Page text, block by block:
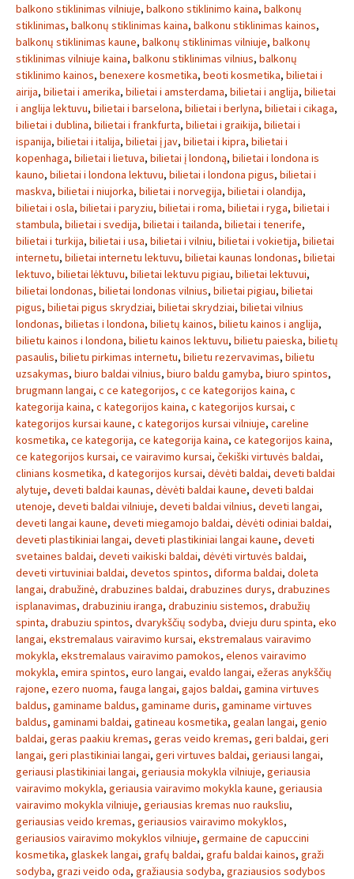
balkono stiklinimas vilniuje, balkono stiklinimo kaina, balkonų
stiklinimas, balkonų stiklinimas kaina, balkonu stiklinimas kainos,
balkonų stiklinimas kaune, balkonų stiklinimas vilniuje, balkonų
stiklinimas vilniuje kaina, balkonu stiklinimas vilnius, balkonų
stiklinimo kainos, benexere kosmetika, beoti kosmetika, bilietai i
airija, bilietai i amerika, bilietai i amsterdama, bilietai i anglija, bilietai
i anglija lektuvu, bilietai i barselona, bilietai i berlyna, bilietai i cikaga,
bilietai i dublina, bilietai i frankfurta, bilietai i graikija, bilietai i
ispanija, bilietai i italija, bilietai į jav, bilietai i kipra, bilietai i
kopenhaga, bilietai i lietuva, bilietai į londoną, bilietai i londona is
kauno, bilietai i londona lektuvu, bilietai i londona pigus, bilietai i
maskva, bilietai i niujorka, bilietai i norvegija, bilietai i olandija,
bilietai i osla, bilietai i paryziu, bilietai i roma, bilietai i ryga, bilietai i
stambula, bilietai i svedija, bilietai i tailanda, bilietai i tenerife,
bilietai i turkija, bilietai i usa, bilietai i vilniu, bilietai i vokietija, bilietai
internetu, bilietai internetu lektuvu, bilietai kaunas londonas, bilietai
lektuvo, bilietai lėktuvu, bilietai lektuvu pigiau, bilietai lektuvui,
bilietai londonas, bilietai londonas vilnius, bilietai pigiau, bilietai
pigus, bilietai pigus skrydziai, bilietai skrydziai, bilietai vilnius
londonas, bilietas i londona, bilietų kainos, bilietu kainos i anglija,
bilietu kainos i londona, bilietu kainos lektuvu, bilietu paieska, bilietų
pasaulis, bilietu pirkimas internetu, bilietu rezervavimas, bilietu
uzsakymas, biuro baldai vilnius, biuro baldu gamyba, biuro spintos,
brugmann langai, c ce kategorijos, c ce kategorijos kaina, c
kategorija kaina, c kategorijos kaina, c kategorijos kursai, c
kategorijos kursai kaune, c kategorijos kursai vilniuje, careline
kosmetika, ce kategorija, ce kategorija kaina, ce kategorijos kaina,
ce kategorijos kursai, ce vairavimo kursai, čekiški virtuvės baldai,
clinians kosmetika, d kategorijos kursai, dėvėti baldai, deveti baldai
alytuje, deveti baldai kaunas, dėvėti baldai kaune, deveti baldai
utenoje, deveti baldai vilniuje, deveti baldai vilnius, deveti langai,
deveti langai kaune, deveti miegamojo baldai, dėvėti odiniai baldai,
deveti plastikiniai langai, deveti plastikiniai langai kaune, deveti
svetaines baldai, deveti vaikiski baldai, dėvėti virtuvės baldai,
deveti virtuviniai baldai, devetos spintos, diforma baldai, doleta
langai, drabužinė, drabuzines baldai, drabuzines durys, drabuzines
isplanavimas, drabuziniu iranga, drabuziniu sistemos, drabužių
spinta, drabuziu spintos, dvarykščių sodyba, dvieju duru spinta, eko
langai, ekstremalaus vairavimo kursai, ekstremalaus vairavimo
mokykla, ekstremalaus vairavimo pamokos, elenos vairavimo
mokykla, emira spintos, euro langai, evaldo langai, ežeras anykščių
rajone, ezero nuoma, fauga langai, gajos baldai, gamina virtuves
baldus, gaminame baldus, gaminame duris, gaminame virtuves
baldus, gaminami baldai, gatineau kosmetika, gealan langai, genio
baldai, geras paakiu kremas, geras veido kremas, geri baldai, geri
langai, geri plastikiniai langai, geri virtuves baldai, geriausi langai,
geriausi plastikiniai langai, geriausia mokykla vilniuje, geriausia
vairavimo mokykla, geriausia vairavimo mokykla kaune, geriausia
vairavimo mokykla vilniuje, geriausias kremas nuo rauksliu,
geriausias veido kremas, geriausios vairavimo mokyklos,
geriausios vairavimo mokyklos vilniuje, germaine de capuccini
kosmetika, glaskek langai, grafų baldai, grafu baldai kainos, graži
sodyba, grazi veido oda, gražiausia sodyba, graziausios sodybos